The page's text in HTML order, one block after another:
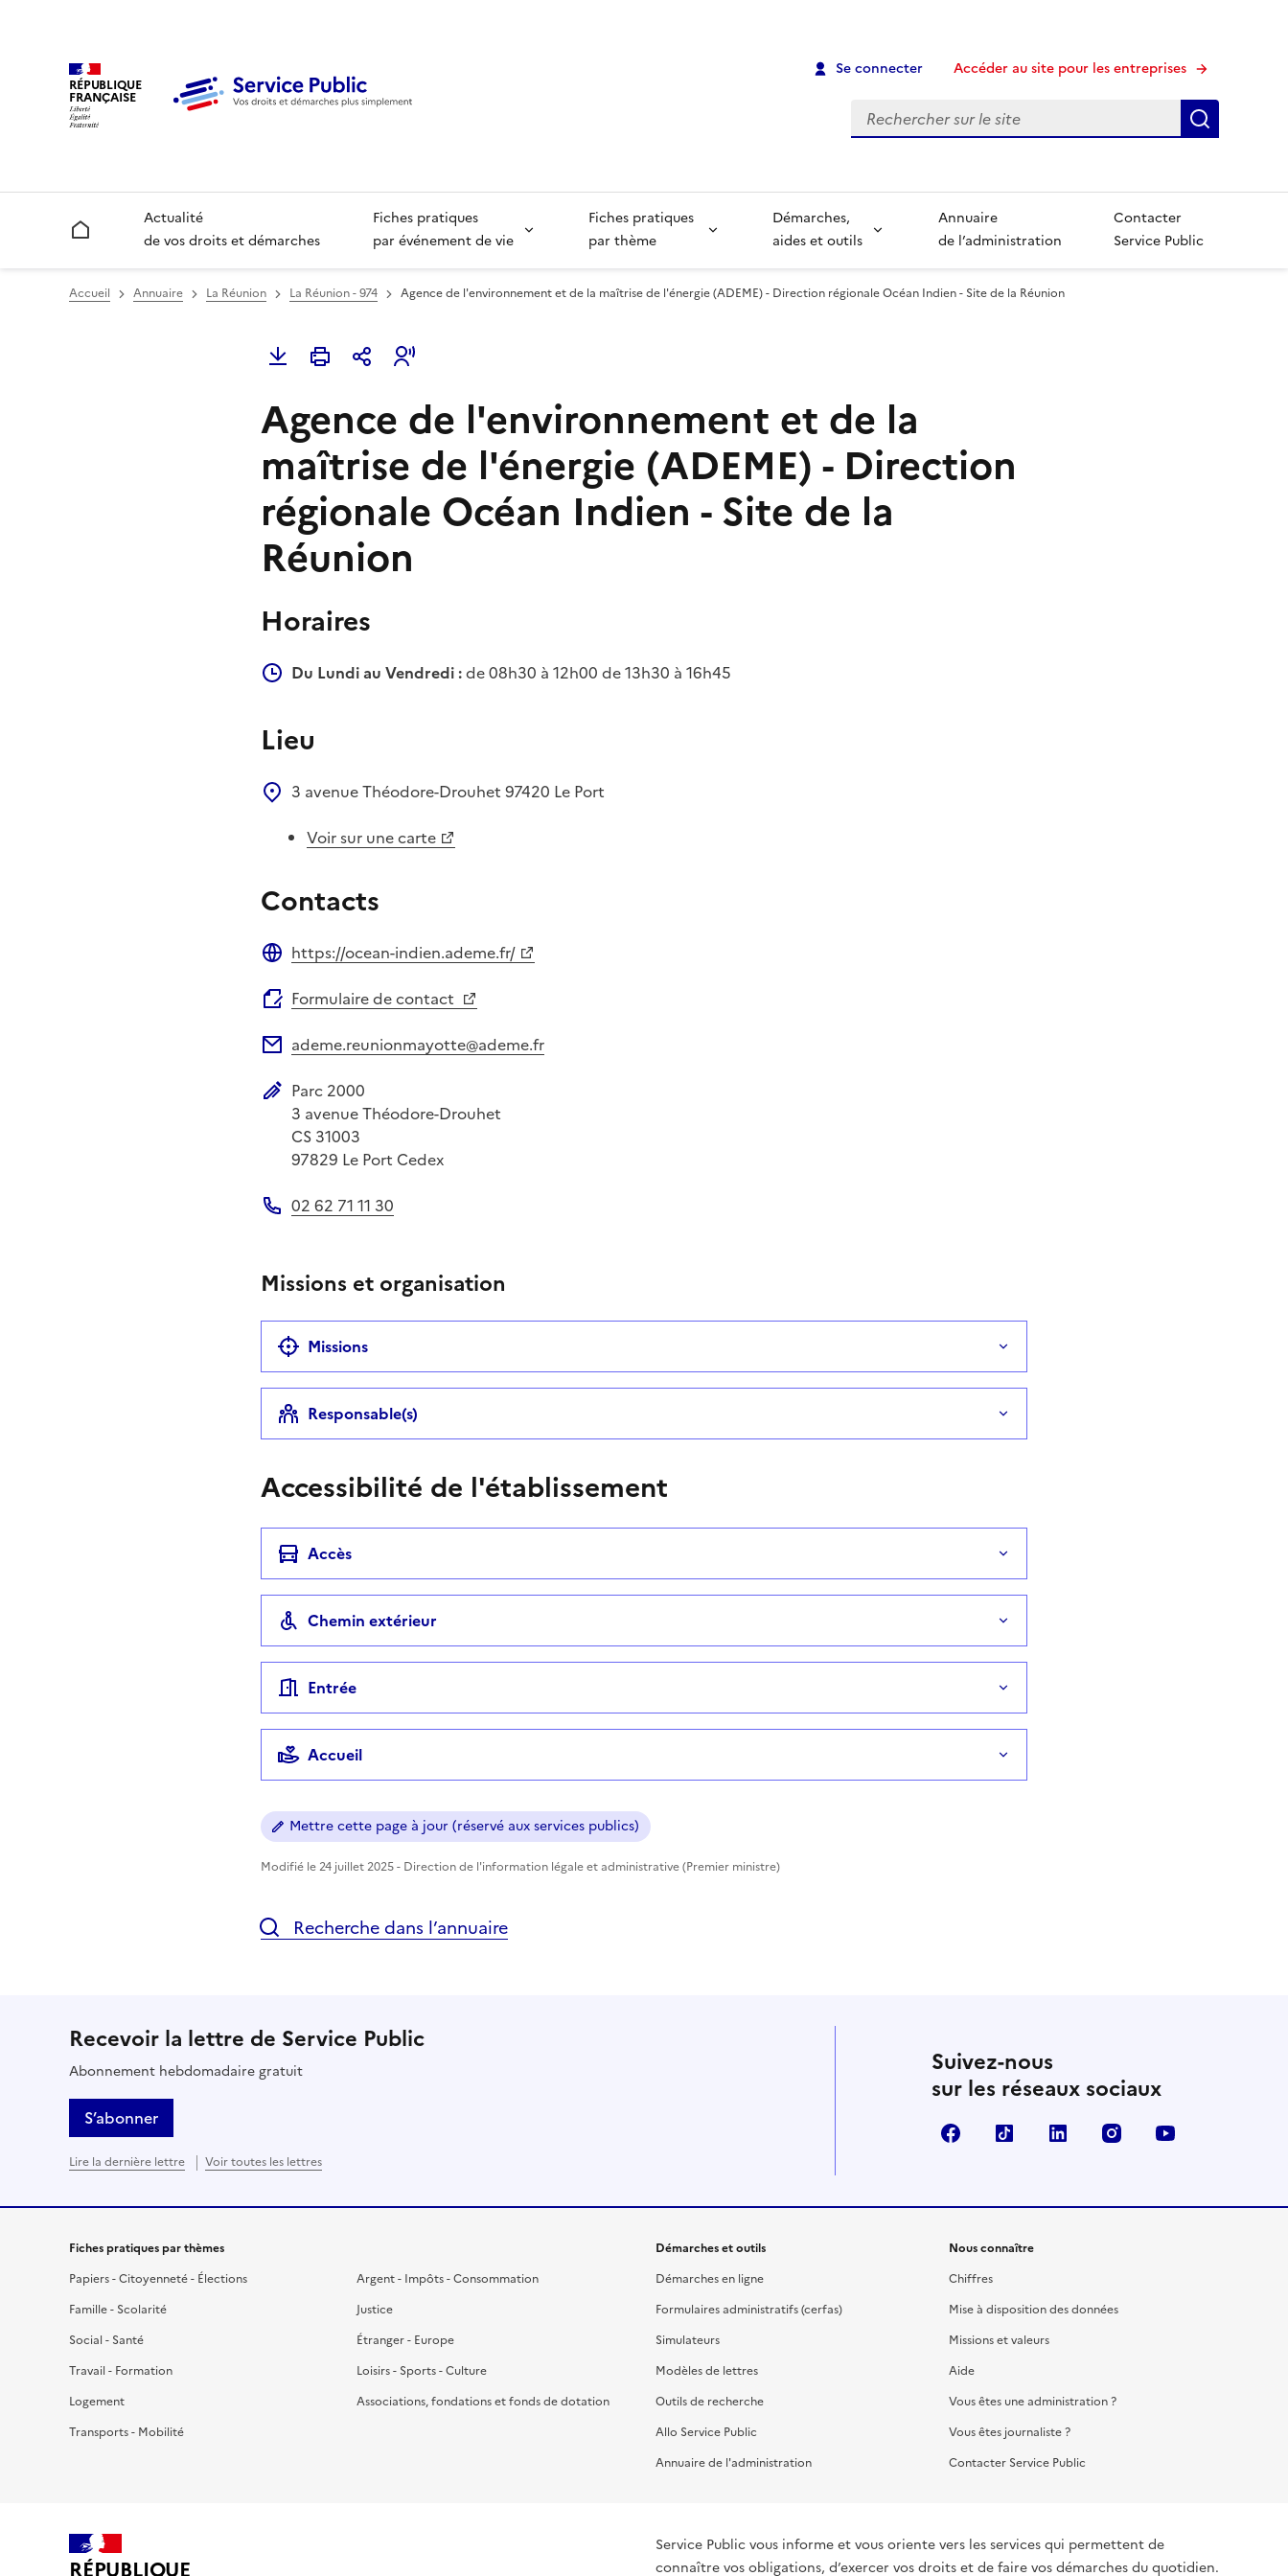
RÉPUBLIQUE
FRANÇAISE
Se connecter Accéder au site pour les entreprises
Recherche
Accueil
Actualité
de vos droits et démarches
Fiches pratiques
par événement de vie
Fiches pratiques
par thème
Démarches,
aides et outils
Annuaire
de l’administration
Contacter
Service Public
Accueil Annuaire La Réunion La Réunion - 974 Agence de l'environnement et de la maîtrise de l'énergie (ADEME) - Direction régionale Océan Indien - Site de la Réunion
Agence de l'environnement et de la
maîtrise de l'énergie (ADEME) - Direction
régionale Océan Indien - Site de la
Réunion
Horaires
Du Lundi au Vendredi :de 08h30 à 12h00 de 13h30 à 16h45
Lieu
3 avenue Théodore-Drouhet 97420 Le Port
Voir sur une carte
Contacts
https://ocean-indien.ademe.fr/
Formulaire de contact
ademe.reunionmayotte@ademe.fr
Adresse postale
Parc 2000
3 avenue Théodore-Drouhet
CS 31003
97829 Le Port Cedex
02 62 71 11 30
Missions et organisation
Missions
Responsable(s)
Accessibilité de l'établissement
Accès
Chemin extérieur
Entrée
Accueil
Mettre cette page à jour (réservé aux services publics)
Modifié le 24 juillet 2025 - Direction de l'information légale et administrative (Premier ministre)
Recherche dans l’annuaire
Recevoir la lettre de Service Public
Abonnement hebdomadaire gratuit
S’abonner
Lire la dernière lettre Voir toutes les lettres
Suivez-nous
sur les réseaux sociaux
FacebookTikTok LinkedIn Instagram
Fiches pratiques par thèmes
Papiers - Citoyenneté - Élections
Famille - Scolarité
Social - Santé
Travail - Formation
Logement
Transports - Mobilité
Argent - Impôts - Consommation
Justice
Étranger - Europe
Loisirs - Sports - Culture
Associations, fondations et fonds de dotation
Démarches et outils
Démarches en ligne
Formulaires administratifs (cerfas)
Simulateurs
Modèles de lettres
Outils de recherche
Allo Service Public
Annuaire de l'administration
Nous connaître
Chiffres
Mise à disposition des données
Missions et valeurs
Aide
Vous êtes une administration ?
Vous êtes journaliste ?
Contacter Service Public
RÉPUBLIQUE
Service Public vous informe et vous oriente vers les services qui permettent de
connaître vos obligations, d’exercer vos droits et de faire vos démarches du quotidien.